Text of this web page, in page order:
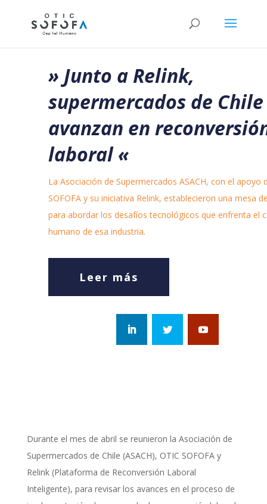
» Junto a Relink,
supermercados de Chile
avanzan en
laboral«
La Asociación de Supermercados ASACH, con el apoyo
SOFOFA y su iniciativa Relink, establecieron una mesa
para abordar los desafíos tecnológicos que enfrenta el
humano de esa industria.
Leer más
Durante el mes de abril se reunieron la Asociación de
Supermercados de Chile (ASACH), OTIC SOFOFA y
Relink (Plataforma de Reconversión Laboral
Inteligente), para revisar los avances en el proceso de